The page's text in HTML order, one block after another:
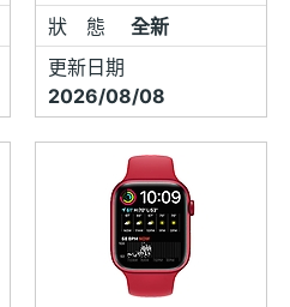
仁雄路與八德南路交叉路口
雄店"＊＊本公司為手機王超
板電腦、3C現貨供應中＊＊
電話:0985188488＊＊歡迎
，可以得
販售＊＊手機維修、保護
期之服務，當場確認無誤後
題七天內會送回原廠協助新
買商品)
狀 態
全新
更新日期
2026/08/08